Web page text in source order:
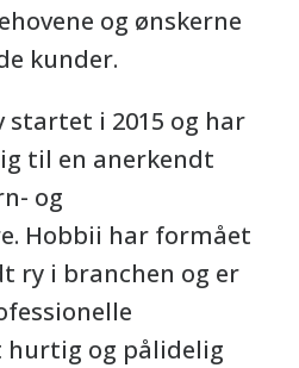
og ønskerne
kunder.
startet i 2015 og har
til en anerkendt
og
Hobbii har formået
ry i branchen og er
hurtig og pålidelig